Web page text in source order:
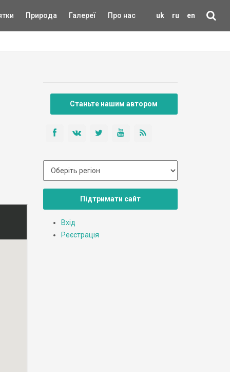
uk ru en
Природа Галереї Про нас
Станьте нашим автором
Підтримати сайт
Вхід
Реєстрація